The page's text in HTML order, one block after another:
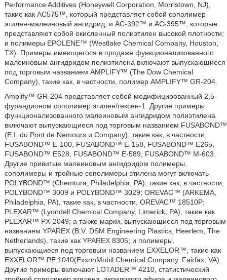
Performance Additives (Honeywell Corporation, Morristown, NJ),
такие как AC575™, который представляет собой сополимер
этилен-малеиновый ангидрид, и АС-392™ и АС-395™, которые
представляют собой окисленный полиэтилен высокой плотности;
и полимеры EPOLENE™ (Westlake Chemical Company, Houston,
TX). Примеры имеющегося в продаже функционализованного
малеиновым ангидридом полиэтилена включают выпускающиеся
под торговым названием AMPLIFY™ (The Dow Chemical
Company), такие как, в частности, полимер AMPLIFY™ GR-204.
Amplify™ GR-204 представляет собой модифицированный 2,5-
фурандионом сополимер этилен/гексен-1. Другие примеры
функционализованного малеиновым ангидридом полиэтилена
включают выпускающиеся под торговым названием FUSABOND™
(E.I. du Pont de Nemours и Company), такие как, в частности,
FUSABOND™ Е-100, FUSABOND™ Е-158, FUSABOND™ Е265,
FUSABOND™ Е528, FUSABOND™ Е-589, FUSABOND™ М-603.
Другие привитые малеиновым ангидридом полимеры,
сополимеры и тройные сополимеры этилена могут включать
POLYBOND™ (Chemtura, Philadelphia, РА), такие как, в частности,
POLYBOND™ 3009 и POLYBOND™ 3029; OREVAC™ (ARKEMA,
Philadelphia, РА), такие как, в частности, OREVAC™ 18510Р;
PLEXAR™ (Lyondell Chemical Company, Limerick, PA), такие как
PLEXAR™ PX-2049; а также марки, выпускающиеся под торговым
названием YPAREX (B.V. DSM Engineering Plastics, Heerlem, The
Netherlands), такие как YPAREX 8305; и полимеры,
выпускающиеся под торговым названием EXXELOR™, такие как
EXXELOR™ РЕ 1040(ExxonMobil Chemical Company, Fairfax, VA).
Другие примеры включают LOTADER™ 4210, статистический